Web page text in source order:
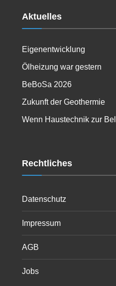
Aktuelles
Eigenentwicklung
Ölheizung war gestern
BeBoSa 2026
Zukunft der Geothermie
Wenn Haustechnik zur
Rechtliches
Datenschutz
Impressum
AGB
Jobs